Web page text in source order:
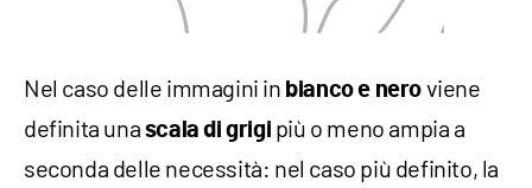
Nel caso delle immagini in bianco e nero viene
definita una scala di grigi più o meno ampia a
seconda delle necessità: nel caso più definito, la